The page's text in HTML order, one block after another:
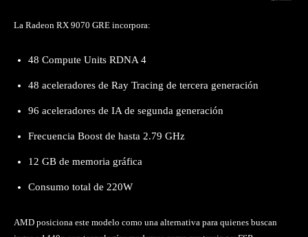
La Radeon RX 9070 GRE incorpora:
48 Compute Units RDNA 4
48 aceleradores de Ray Tracing de tercera generación
96 aceleradores de IA de segunda generación
Frecuencia Boost de hasta 2.79 GHz
12 GB de memoria gráfica
Consumo total de 220W
AMD posiciona este modelo como una alternativa para quienes buscan